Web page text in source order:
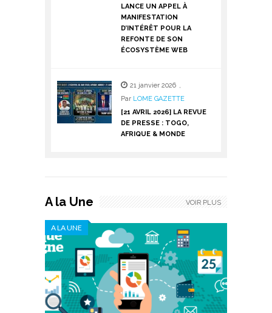
LANCE UN APPEL À
MANIFESTATION
D’INTÉRÊT POUR LA
REFONTE DE SON
ÉCOSYSTÈME WEB
21 janvier 2026 ,
Par LOME GAZETTE
[21 AVRIL 2026] LA REVUE
DE PRESSE : TOGO,
AFRIQUE & MONDE
A la Une
A LA UNE
VOIR PLUS